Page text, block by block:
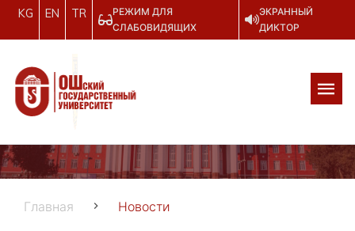
KG EN TR
РЕЖИМ ДЛЯ
СЛАБОВИДЯЩИХ
ЭКРАННЫЙ
ДИКТОР
Главная Новости